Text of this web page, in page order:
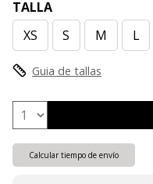
TALLA
XS
S M L
Guia de tallas
Calcular tiempo de envío